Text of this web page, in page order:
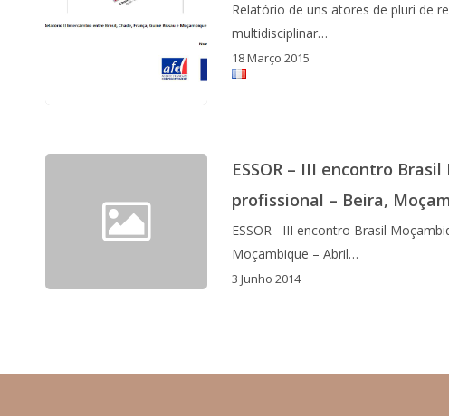
Relatório de uns atores de pluri de
multidisciplinar…
18 Março 2015
ESSOR – III encontro
profissional – Beira,
ESSOR –III encontro Brasil
Moçambique – Abril…
3 Junho 2014